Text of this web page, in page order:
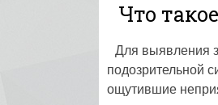
Что
Для выявления
подозрительной
ощутившие